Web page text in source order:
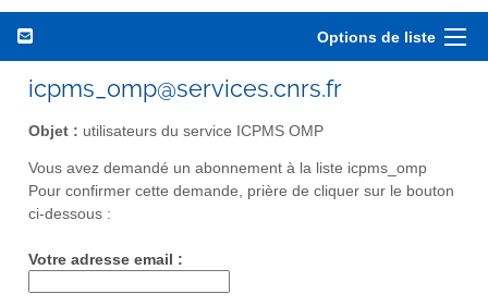
Options de liste
icpms_omp@services.cnrs.fr
Objet : utilisateurs du service ICPMS OMP
Vous avez demandé un abonnement à la liste icpms_omp
Pour confirmer cette demande, prière de cliquer sur le bouton
ci-dessous :
Votre adresse email :